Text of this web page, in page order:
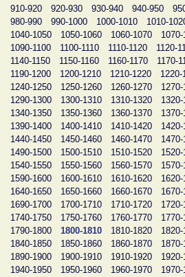
910-920
920-930 930-940 940-950
980-990
990-1000 1000-1010 1010-
1040-1050
1050-1060 1060-1070
1090-1100
1100-1110 1110-1120 1120-
1140-1150
1150-1160 1160-1170 1170-
1190-1200
1200-1210 1210-1220 1220-
1240-1250
1250-1260 1260-1270
1290-1300
1300-1310 1310-1320
1340-1350
1350-1360 1360-1370
1390-1400
1400-1410 1410-1420
1440-1450
1450-1460 1460-1470
1490-1500
1500-1510 1510-1520
1540-1550
1550-1560 1560-1570
1590-1600
1600-1610 1610-1620
1640-1650
1650-1660 1660-1670
1690-1700
1700-1710 1710-1720
1740-1750
1750-1760 1760-1770
1790-1800
1800-1810 1810-1820
1840-1850
1850-1860 1860-1870
1890-1900
1900-1910 1910-1920
1940-1950
1950-1960 1960-1970